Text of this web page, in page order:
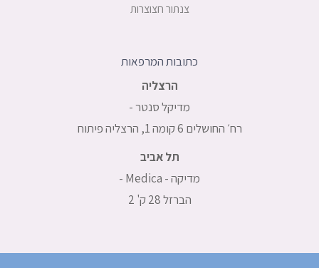
כתובות המרפאות
הרצליה
מדיקל סנטר -
רח׳ החושלים 6 קומה 1, הרצליה פיתוח
תל אביב
מדיקה - Medica -
הברזל 28 ק' 2
צנתור חצוצרות